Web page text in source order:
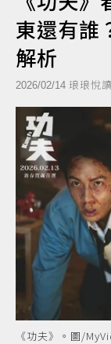
東還有誰
解析
2026/02/14 琅琅悅
《功夫》。圖/